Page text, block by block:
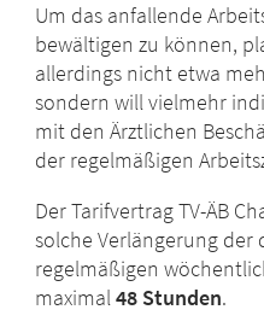
Um das anfallende
bewältigen zu können,
allerdings nicht etwa
sondern will vielmehr
mit den Ärztlichen
der regelmäßigen
Der Tarifvertrag TV-ÄB
solche Verlängerung
regelmäßigen
maximal48 Stunden.